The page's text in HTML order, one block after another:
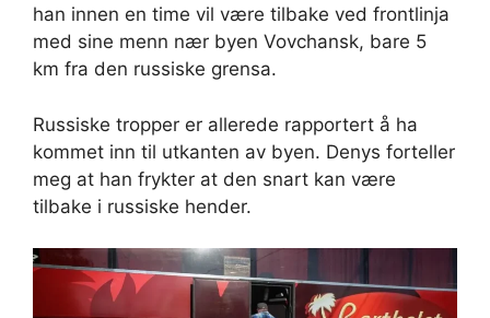
han innen en time vil være tilbake ved frontlinja
med sine menn nær byen Vovchansk, bare 5
km fra den russiske grensa.
Russiske tropper er allerede rapportert å ha
kommet inn til utkanten av byen. Denys forteller
meg at han frykter at den snart kan være
tilbake i russiske hender.